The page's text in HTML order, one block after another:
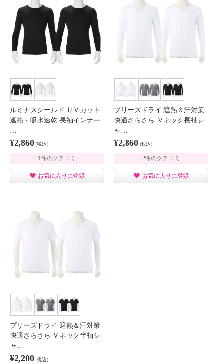
ルミナスシールド ＵＶカット
遮熱・吸水速乾 長袖インナー
…
¥2,860 (税込)
1件のクチコミ
お気に入りに登録
ブリーズドライ 遮熱＆汗対策
快適さらさら Ｖネック長袖シ
ャ…
¥2,860 (税込)
2件のクチコミ
お気に入りに登録
ブリーズドライ 遮熱＆汗対策
快適さらさら Ｖネック半袖シ
ャ…
¥2,200 (税込)